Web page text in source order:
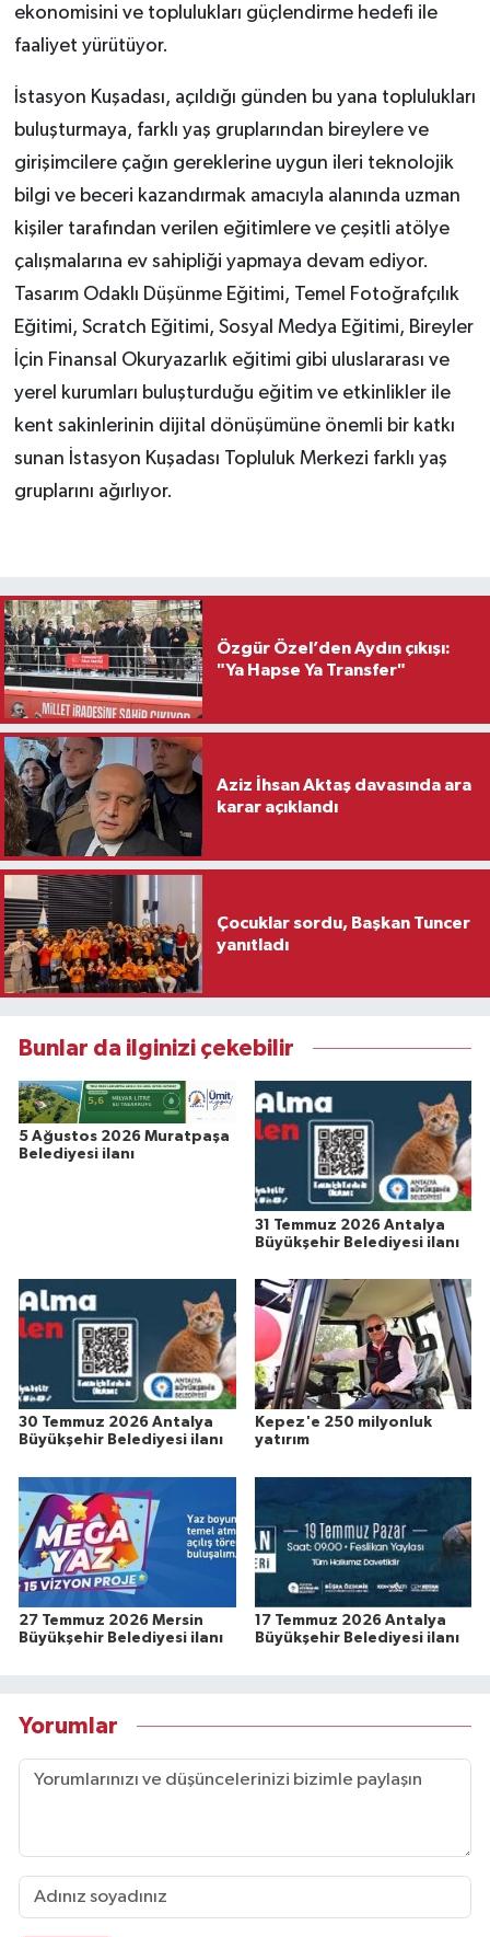
ekonomisini ve toplulukları güçlendirme hedefi ile
faaliyet yürütüyor.
İstasyon Kuşadası, açıldığı günden bu yana toplulukları
buluşturmaya, farklı yaş gruplarından bireylere ve
girişimcilere çağın gereklerine uygun ileri teknolojik
bilgi ve beceri kazandırmak amacıyla alanında uzman
kişiler tarafından verilen eğitimlere ve çeşitli atölye
çalışmalarına ev sahipliği yapmaya devam ediyor.
Tasarım Odaklı Düşünme Eğitimi, Temel Fotoğrafçılık
Eğitimi, Scratch Eğitimi, Sosyal Medya Eğitimi, Bireyler
İçin Finansal Okuryazarlık eğitimi gibi uluslararası ve
yerel kurumları buluşturduğu eğitim ve etkinlikler ile
kent sakinlerinin dijital dönüşümüne önemli bir katkı
sunan İstasyon Kuşadası Topluluk Merkezi farklı yaş
gruplarını ağırlıyor.
Özgür Özel’den Aydın çıkışı:
"Ya Hapse Ya Transfer"
Aziz İhsan Aktaş davasında ara
karar açıklandı
Çocuklar sordu, Başkan Tuncer
yanıtladı
Bunlar da ilginizi çekebilir
5 Ağustos 2026 Muratpaşa
Belediyesi ilanı
31 Temmuz 2026 Antalya
Büyükşehir Belediyesi ilanı
30 Temmuz 2026 Antalya
Büyükşehir Belediyesi ilanı
Kepez'e 250 milyonluk
yatırım
27 Temmuz 2026 Mersin
Büyükşehir Belediyesi ilanı
17 Temmuz 2026 Antalya
Büyükşehir Belediyesi ilanı
Yorumlar